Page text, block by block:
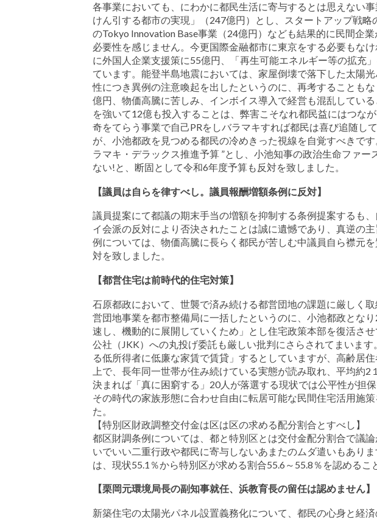
各事業においても、にわかに都民生活に寄与するとは思えない
けん引する都市の実現」（247億円）とし、スタートアップ戦
のTokyo Innovation Base事業（24億円）なども結果的に民間企
必要性を感じません。今更国際金融都市に東京をする必要もな
に外国人企業支援策に55億円、「再生可能エネルギー等の拡充
ています。能登半島地震においては、家屋倒壊で落下した太陽
性につき異例の注意喚起を出したというのに、再考することも
億円、物価高騰に苦しみ、インボイス導入で経営も混乱してい
を強いて12億も投入することは、弊害こそなれ都民益にはつな
奇をてらう事業で自己PRをしバラマキすれば都民は喜び追随し
が、小池都政を見つめる都民の冷めきった視線を自覚すべきで
ラマキ・デラックス推進予算 ”とし、小池知事の政治生命ファー
ない!と、断固として令和6年度予算も反対を致しました。
【議員は自らを律すべし。議員報酬増額条例に反対】
議員提案にて都議の期末手当の増額を抑制する条例提案するも
イ会派の反対により否決されたことは誠に遺憾であり、真逆の
例については、物価高騰に長らく都民が苦しむ中議員自ら襟元
対を致しました。
【都営住宅は前時代的住宅対策】
石原都政において、世襲で済み続ける都営団地の課題に厳しく
営団地事業を都市整備局に一括したというのに、小池都政とな
速し、機動的に展開していくため」とし住宅政策本部を復活さ
公社（JKK）への丸投げ委託も厳しい批判にさらされてまいま
る低所得者に低廉な家賃で賃貸」するとしていますが、高齢居
上で、長年同一世帯が住み続けている実態が読み取れ、平均約
決まれば「真に困窮する」20人が落選する現状では公平性が担
その時代の家族形態に合わせ自由に転居可能な民間住宅活用施策
た。
【特別区財政調整交付金は区は区の求める配分割合とすべし】
都区財調条例については、都と特別区とは交付金配分割合で議
いでいい二重行政や都民に寄与しないあまたのムダ遣いもあり
は、現状55.1％から特別区が求める割合55.6～55.8％を認めるこ
【栗岡元環境局長の副知事就任、浜教育長の留任は認めません】
新築住宅の太陽光パネル設置義務化について、都民の心身と経